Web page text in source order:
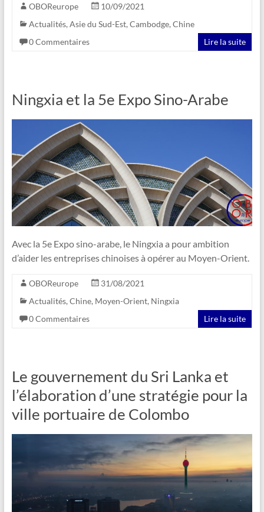
OBOReurope
10/09/2021
Actualités, Asie du Sud-Est, Cambodge, Chine
0 Commentaires
Lire la suite
Ningxia et la 5e Expo Sino-Arabe
Avec la 5e Expo sino-arabe, le Ningxia a pour ambition
d’aider les entreprises chinoises à opérer au Moyen-Orient.
OBOReurope
31/08/2021
Actualités, Chine, Moyen-Orient, Ningxia
0 Commentaires
Lire la suite
Le gouvernement du Sri Lanka et
l’élaboration d’une stratégie pour la
ville portuaire de Colombo